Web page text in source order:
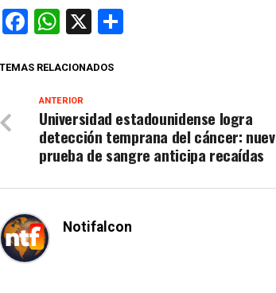
Facebook
WhatsApp
X
TEMAS RELACIONADOS
ANTERIOR
Universidad estadounidense logra
detección temprana del cáncer:
prueba de sangre anticipa recaídas
Notifalcon